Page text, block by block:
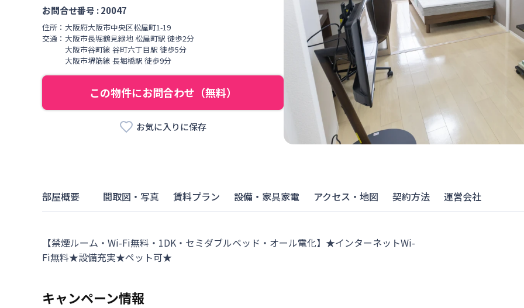
お問合せ番号 :20047
住所： 大阪府大阪市中央区松屋町1-19
交通： 大阪市長堀鶴見緑地 松屋町駅 徒歩2分
大阪市谷町線 谷町六丁目駅 徒歩5分
大阪市堺筋線 長堀橋駅 徒歩9分
この物件にお問合わせ（無料）
お気に入りに保存
部屋概要 間取図・写真 賃料プラン 設備・家具家電 アクセス・地図 契約方法 運営会社
【禁煙ルーム・Wi-Fi無料・1DK・セミダブルベッド・オール電化】★インターネットWi-
Fi無料★設備充実★ペット可★
キャンペーン情報